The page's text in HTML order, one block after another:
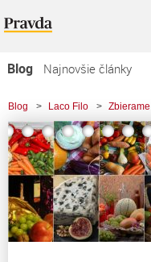
Blog
Najnovšie články
Najčítanejšie články
Najkomentovanejšie články
Zoznam blogov
Komerčné blogy
Blog > Laco Filo >